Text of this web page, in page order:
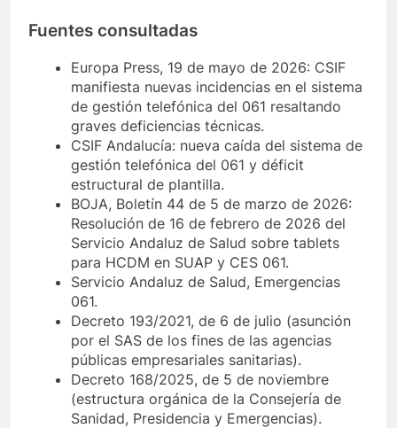
Fuentes consultadas
Europa Press, 19 de mayo de 2026: CSIF
manifiesta nuevas incidencias en el sistema
de gestión telefónica del 061 resaltando
graves deficiencias técnicas.
CSIF Andalucía: nueva caída del sistema de
gestión telefónica del 061 y déficit
estructural de plantilla.
BOJA, Boletín 44 de 5 de marzo de 2026:
Resolución de 16 de febrero de 2026 del
Servicio Andaluz de Salud sobre tablets
para HCDM en SUAP y CES 061.
Servicio Andaluz de Salud, Emergencias
061.
Decreto 193/2021, de 6 de julio (asunción
por el SAS de los fines de las agencias
públicas empresariales sanitarias).
Decreto 168/2025, de 5 de noviembre
(estructura orgánica de la Consejería de
Sanidad, Presidencia y Emergencias).